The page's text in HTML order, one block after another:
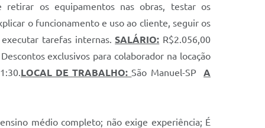
os equipamentos nas obras, testar os
o funcionamento e uso ao cliente, seguir os
executar tarefas internas.SALÁRIO: R$2.056,00
exclusivos para colaborador na locação
LOCAL DE TRABALHO:São Manuel-SPA
médio completo; não exige experiência; É